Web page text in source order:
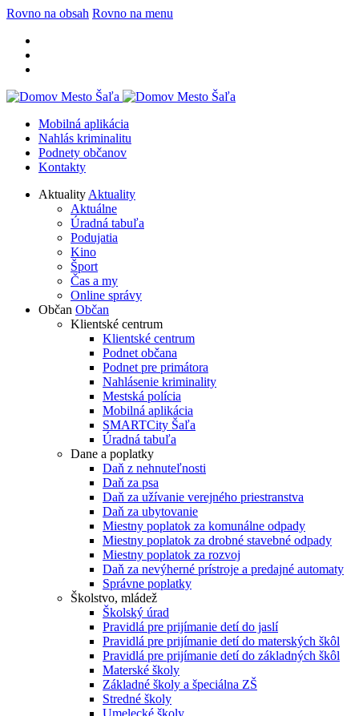
Rovno na obsah Rovno na menu
Mobilná aplikácia
Nahlás kriminalitu
Podnety občanov
Kontakty
Aktuality Aktuality
Aktuálne
Úradná tabuľa
Podujatia
Kino
Šport
Čas a my
Online správy
Občan Občan
Klientské centrum
Klientské centrum
Podnet občana
Podnet pre primátora
Nahlásenie kriminality
Mestská polícia
Mobilná aplikácia
SMARTCity Šaľa
Úradná tabuľa
Dane a poplatky
Daň z nehnuteľnosti
Daň za psa
Daň za užívanie verejného priestranstva
Daň za ubytovanie
Miestny poplatok za komunálne odpady
Miestny poplatok za drobné stavebné odpady
Miestny poplatok za rozvoj
Daň za nevýherné prístroje a predajné automaty
Správne poplatky
Školstvo, mládež
Školský úrad
Pravidlá pre prijímanie detí do jaslí
Pravidlá pre prijímanie detí do materských škôl
Pravidlá pre prijímanie detí do základných škôl
Materské školy
Základné školy a špeciálna ZŠ
Stredné školy
Umelecké školy